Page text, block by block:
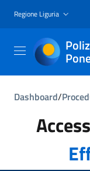
Regione Liguria
Dashboard/